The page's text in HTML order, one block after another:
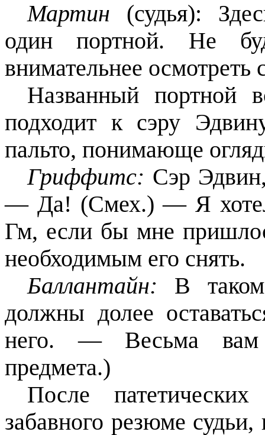
Мартин (судья):
один портной. Не
внимательнее осмотреть
Названный портной
подходит к сэру
пальто, понимающе
Гриффитс: Сэр
— Да! (Смех.) — Я
Гм, если бы мне
необходимым его снять.
Баллантайн: В
должны долее
него. — Весьма вам
предмета.)
После
забавного резюме